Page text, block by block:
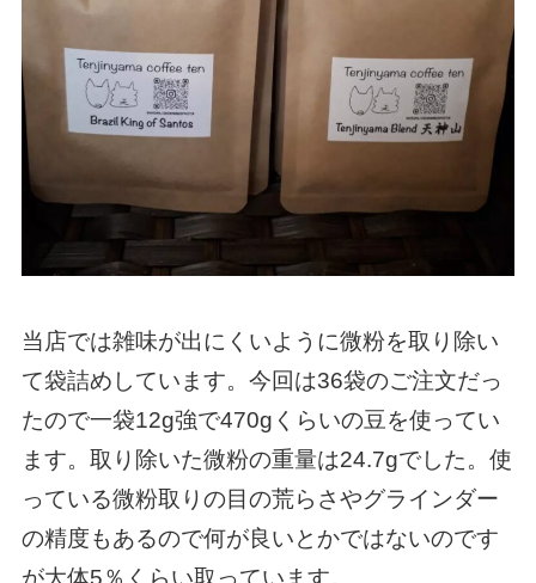
当店では雑味が出にくいように微粉を取り除い
て袋詰めしています。今回は36袋のご注文だっ
たので一袋12g強で470gくらいの豆を使ってい
ます。取り除いた微粉の重量は24.7gでした。使
っている微粉取りの目の荒らさやグラインダー
の精度もあるので何が良いとかではないのです
が大体5％くらい取っています。